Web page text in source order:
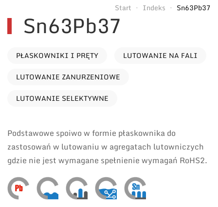
Start Indeks Sn63Pb37
Sn63Pb37
PŁASKOWNIKI I PRĘTY
LUTOWANIE NA FALI
LUTOWANIE ZANURZENIOWE
LUTOWANIE SELEKTYWNE
Podstawowe spoiwo w formie płaskownika do
zastosowań w lutowaniu w agregatach lutowniczych
gdzie nie jest wymagane spełnienie wymagań RoHS2.